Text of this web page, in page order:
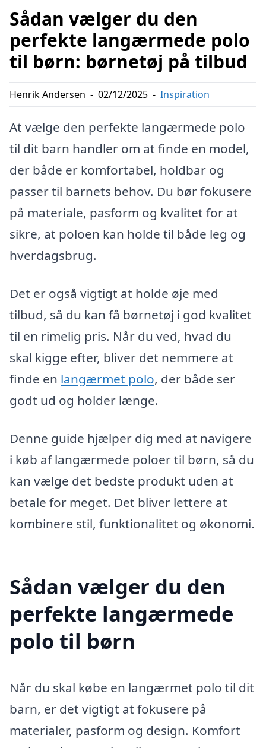
Sådan vælger du den
perfekte langærmede polo
til børn: børnetøj på tilbud
Henrik Andersen - 02/12/2025 - Inspiration
At vælge den perfekte langærmede polo
til dit barn handler om at finde en model,
der både er komfortabel, holdbar og
passer til barnets behov. Du bør fokusere
på materiale, pasform og kvalitet for at
sikre, at poloen kan holde til både leg og
hverdagsbrug.
Det er også vigtigt at holde øje med
tilbud, så du kan få børnetøj i god kvalitet
til en rimelig pris. Når du ved, hvad du
skal kigge efter, bliver det nemmere at
finde en langærmet polo, der både ser
godt ud og holder længe.
Denne guide hjælper dig med at navigere
i køb af langærmede poloer til børn, så du
kan vælge det bedste produkt uden at
betale for meget. Det bliver lettere at
kombinere stil, funktionalitet og økonomi.
Sådan vælger du den
perfekte langærmede
polo til børn
Når du skal købe en langærmet polo til dit
barn, er det vigtigt at fokusere på
materialer, pasform og design. Komfort